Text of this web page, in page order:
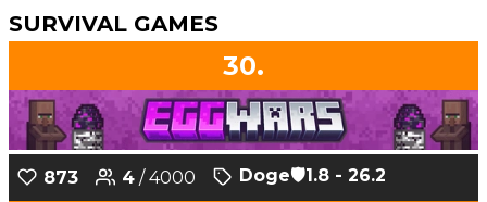
SURVIVAL GAMES
30.
873 4 / 4000 Doge‎🛡️1.8 - 26.2